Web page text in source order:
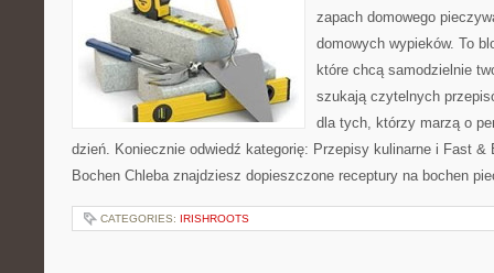
zapach domowego
domowych wypieków. To
które chcą samodzielnie
szukają czytelnych
dla tych, którzy marzą o
dzień. Koniecznie odwiedź kategorię: Przepisy kulinarne i Fast &
Bochen Chleba znajdziesz dopieszczone receptury na bochen
CATEGORIES: IRISHROOTS